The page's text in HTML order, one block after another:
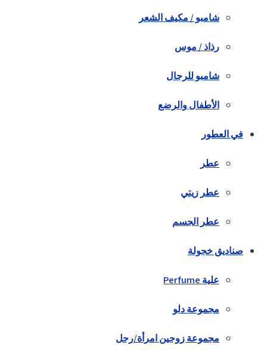
شامبو / مكيف الشعر
رذاذ / موس
شامبو للرجال
الأطفال والرضع
في العطور
عطر
عطر زيتي
عطر الجسم
صناديق خجولة
علية Perfume
مجموعة دلو
مجموعة زوجين امرأة/رجل